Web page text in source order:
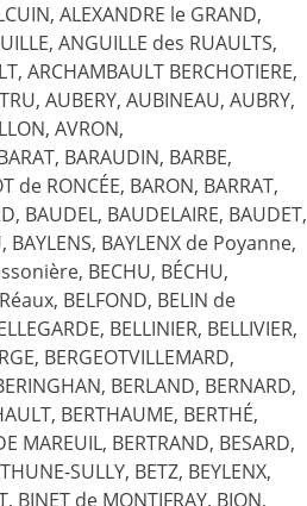
ALEXANDRE le GRAND,
ANGUILLE des RUAULTS,
ARCHAMBAULT BERCHOTIERE,
AUBERY, AUBINEAU, AUBRY,
AVRON,
BARAUDIN, BARBE,
de RONCÉE, BARON, BARRAT,
BAUDEL, BAUDELAIRE, BAUDET,
BAYLENS, BAYLENX de Poyanne,
BECHU, BÉCHU,
BELFOND, BELIN de
BELLINIER, BELLIVIER,
BERGEOTVILLEMARD,
BERLAND, BERNARD,
BERTHAUME, BERTHÉ,
MAREUIL, BERTRAND, BESARD,
SULLY, BETZ, BEYLENX,
BINET de MONTIFRAY, BION,